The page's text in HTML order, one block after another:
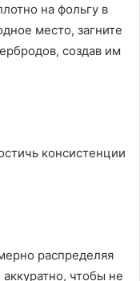
на фольгу в
место, загните
создав им
консистенции
распределяя
чтобы не